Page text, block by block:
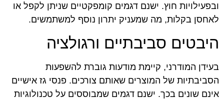
ובפעילויות חוץ. ישנם דגמים קומפקטיים שניתן לקפל או
לאחסן בקלות, מה שמעניק יתרון נוסף למשתמשים.
היבטים סביבתיים ורגולציה
בעידן המודרני, קיימת מודעות גוברת להשפעות
הסביבתיות של המוצרים שאותם צורכים. פנסי גז אישיים
אינם שונים בכך. ישנם דגמים שמבוססים על טכנולוגיות